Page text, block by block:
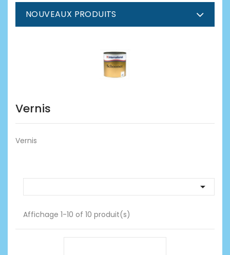
NOUVEAUX PRODUITS
Vernis
Vernis

Affichage 1-10 of 10 produit(s)